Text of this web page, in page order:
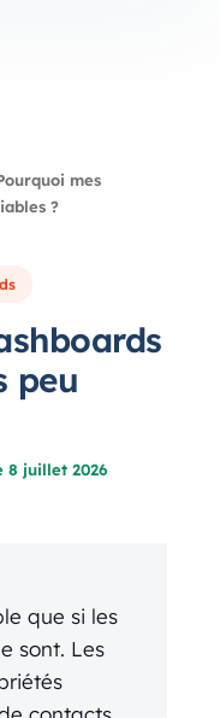
mes
?
peu
8 juillet 2026
que si les
sont. Les